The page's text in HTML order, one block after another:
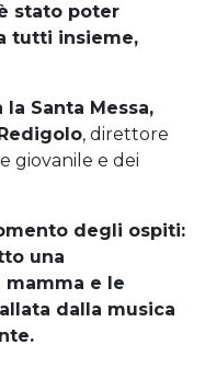
stato poter
tutti insieme,
Santa Messa,
, direttore
giovanile e dei
degli ospiti:
una
mamma e le
dalla musica